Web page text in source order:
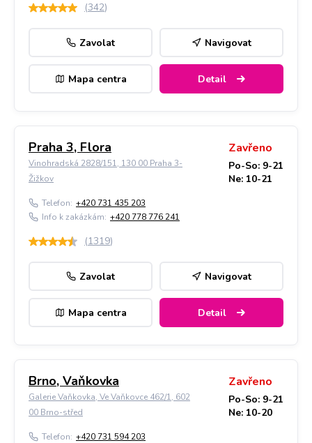
(342)
Zavolat Navigovat
Mapa centra Detail
Praha 3, Flora
Vinohradská 2828/151, 130 00 Praha 3-
Žižkov
Zavřeno
Po-So: 9-21
Ne: 10-21
Telefon: +420 731 435 203
Info k zakázkám: +420 778 776 241
(1319)
Zavolat Navigovat
Mapa centra Detail
Brno, Vaňkovka
Galerie Vaňkovka, Ve Vaňkovce 462/1, 602
00 Brno-střed
Zavřeno
Po-So: 9-21
Ne: 10-20
Telefon: +420 731 594 203